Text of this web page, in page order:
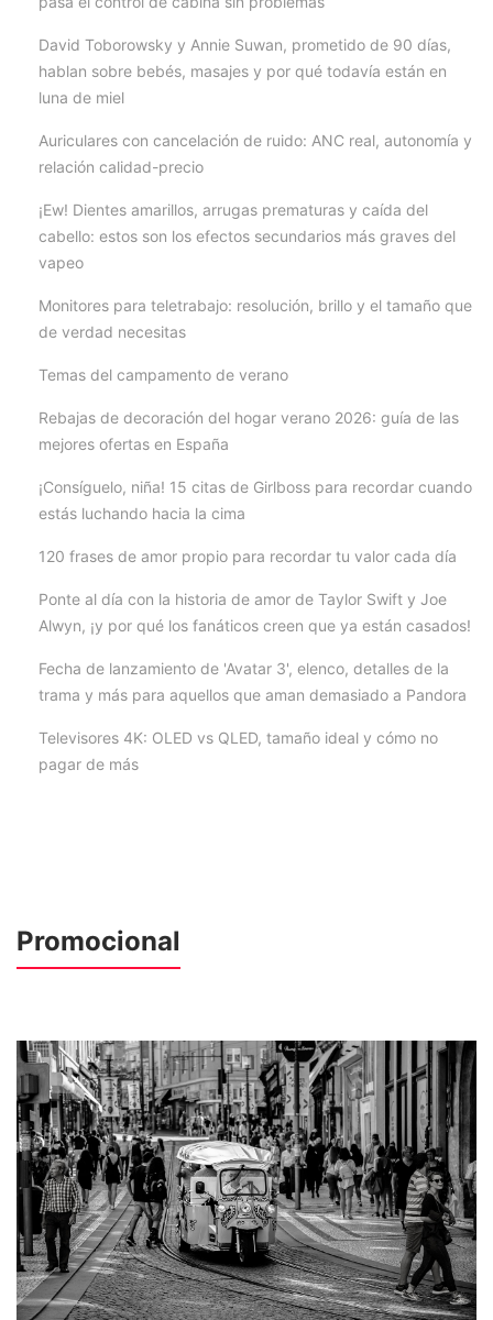
David Toborowsky y Annie Suwan, prometido de 90 días,
hablan sobre bebés, masajes y por qué todavía están en
luna de miel
Auriculares con cancelación de ruido: ANC real, autonomía y
relación calidad-precio
¡Ew! Dientes amarillos, arrugas prematuras y caída del
cabello: estos son los efectos secundarios más graves del
vapeo
Monitores para teletrabajo: resolución, brillo y el tamaño que
de verdad necesitas
Temas del campamento de verano
Rebajas de decoración del hogar verano 2026: guía de las
mejores ofertas en España
¡Consíguelo, niña! 15 citas de Girlboss para recordar cuando
estás luchando hacia la cima
120 frases de amor propio para recordar tu valor cada día
Ponte al día con la historia de amor de Taylor Swift y Joe
Alwyn, ¡y por qué los fanáticos creen que ya están casados!
Fecha de lanzamiento de 'Avatar 3', elenco, detalles de la
trama y más para aquellos que aman demasiado a Pandora
Televisores 4K: OLED vs QLED, tamaño ideal y cómo no
pagar de más
Promocional